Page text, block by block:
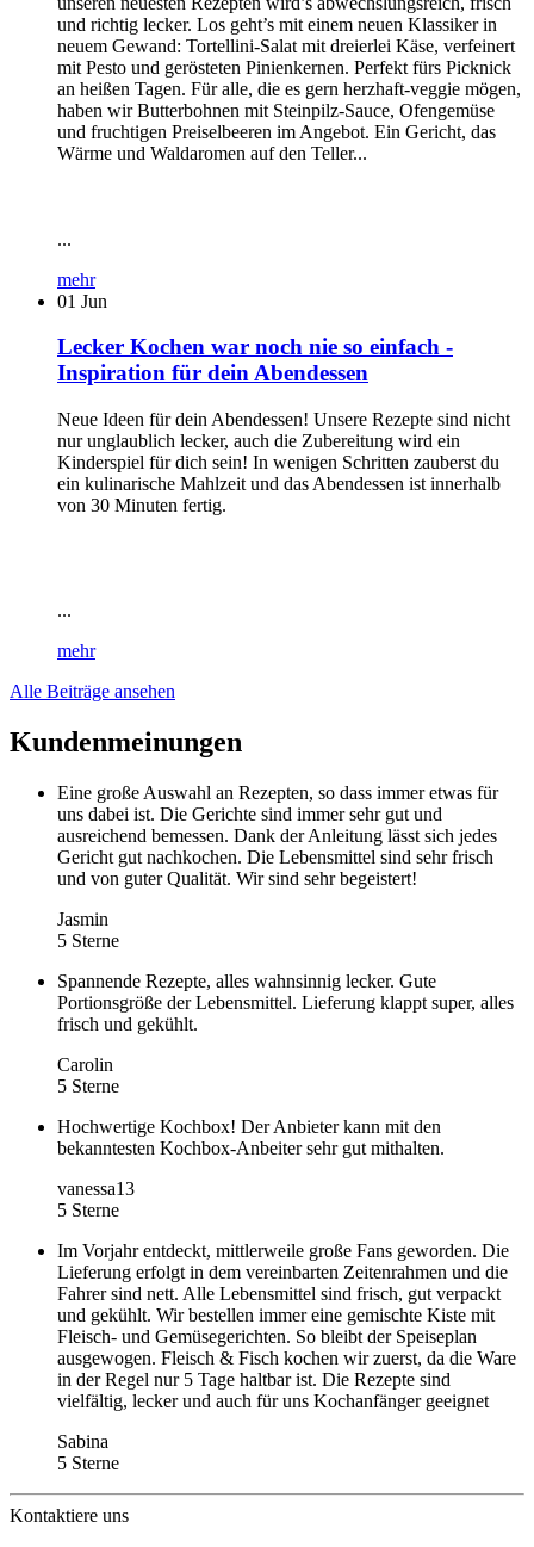
und richtig lecker. Los geht’s mit einem neuen Klassiker in
neuem Gewand: Tortellini-Salat mit dreierlei Käse, verfeinert
mit Pesto und gerösteten Pinienkernen. Perfekt fürs Picknick
an heißen Tagen. Für alle, die es gern herzhaft-veggie mögen,
haben wir Butterbohnen mit Steinpilz-Sauce, Ofengemüse
und fruchtigen Preiselbeeren im Angebot. Ein Gericht, das
Wärme und Waldaromen auf den Teller...
...
mehr
01 Jun
Lecker Kochen war noch nie so einfach -
Inspiration für dein Abendessen
Neue Ideen für dein Abendessen! Unsere Rezepte sind nicht
nur unglaublich lecker, auch die Zubereitung wird ein
Kinderspiel für dich sein! In wenigen Schritten zauberst du
ein kulinarische Mahlzeit und das Abendessen ist innerhalb
von 30 Minuten fertig.
...
mehr
Alle Beiträge ansehen
Kundenmeinungen
Eine große Auswahl an Rezepten, so dass immer etwas für
uns dabei ist. Die Gerichte sind immer sehr gut und
ausreichend bemessen. Dank der Anleitung lässt sich jedes
Gericht gut nachkochen. Die Lebensmittel sind sehr frisch
und von guter Qualität. Wir sind sehr begeistert!
Jasmin
5 Sterne
Spannende Rezepte, alles wahnsinnig lecker. Gute
Portionsgröße der Lebensmittel. Lieferung klappt super, alles
frisch und gekühlt.
Carolin
5 Sterne
Hochwertige Kochbox! Der Anbieter kann mit den
bekanntesten Kochbox-Anbeiter sehr gut mithalten.
vanessa13
5 Sterne
Im Vorjahr entdeckt, mittlerweile große Fans geworden. Die
Lieferung erfolgt in dem vereinbarten Zeitenrahmen und die
Fahrer sind nett. Alle Lebensmittel sind frisch, gut verpackt
und gekühlt. Wir bestellen immer eine gemischte Kiste mit
Fleisch- und Gemüsegerichten. So bleibt der Speiseplan
ausgewogen. Fleisch & Fisch kochen wir zuerst, da die Ware
in der Regel nur 5 Tage haltbar ist. Die Rezepte sind
vielfältig, lecker und auch für uns Kochanfänger geeignet
Sabina
5 Sterne
Kontaktiere uns